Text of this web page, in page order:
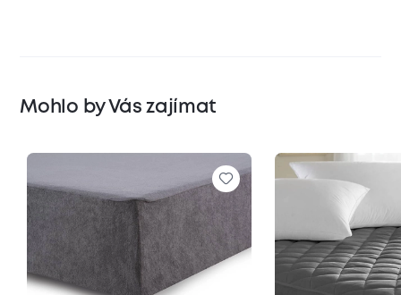
Mohlo by Vás zajímat